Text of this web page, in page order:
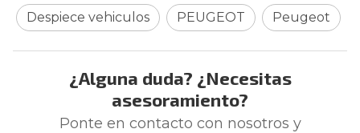
Despiece vehiculos
PEUGEOT Peugeot
¿Alguna duda? ¿Necesitas
asesoramiento?
Ponte en contacto con nosotros y